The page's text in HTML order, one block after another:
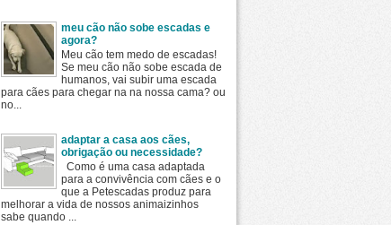
meu cão não sobe escadas e
agora?
Meu cão tem medo de escadas!
Se meu cão não sobe escada de
humanos, vai subir uma escada
para cães para chegar na na nossa cama? ou
no...
adaptar a casa aos cães,
obrigação ou necessidade?
Como é uma casa adaptada
para a convivência com cães e o
que a Petescadas produz para
melhorar a vida de nossos animaizinhos
sabe quando ...